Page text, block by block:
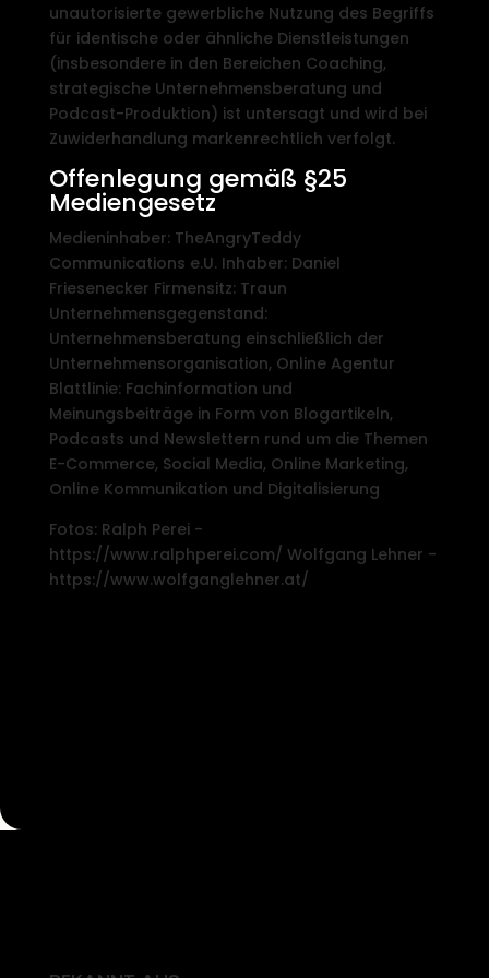
unautorisierte gewerbliche Nutzung des Begriffs
für identische oder ähnliche Dienstleistungen
(insbesondere in den Bereichen Coaching,
strategische Unternehmensberatung und
Podcast-Produktion) ist untersagt und wird bei
Zuwiderhandlung markenrechtlich verfolgt.
Offenlegung gemäß §25
Mediengesetz
Medieninhaber: TheAngryTeddy
Communications e.U. Inhaber: Daniel
Friesenecker Firmensitz: Traun
Unternehmensgegenstand:
Unternehmensberatung einschließlich der
Unternehmensorganisation, Online Agentur
Blattlinie: Fachinformation und
Meinungsbeiträge in Form von Blogartikeln,
Podcasts und Newslettern rund um die Themen
E-Commerce, Social Media, Online Marketing,
Online Kommunikation und Digitalisierung
Fotos: Ralph Perei -
https://www.ralphperei.com/ Wolfgang Lehner -
https://www.wolfganglehner.at/